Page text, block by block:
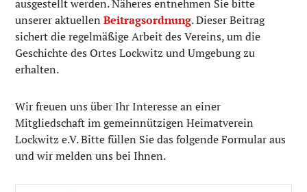
ausgestellt werden. Näheres entnehmen Sie bitte
unserer aktuellenBeitragsordnung. Dieser Beitrag
sichert die regelmäßige Arbeit des Vereins, um die
Geschichte des Ortes Lockwitz und Umgebung zu
erhalten.
Wir freuen uns über Ihr Interesse an einer
Mitgliedschaft im gemeinnützigen Heimatverein
Lockwitz e.V. Bitte füllen Sie das folgende Formular aus
und wir melden uns bei Ihnen.